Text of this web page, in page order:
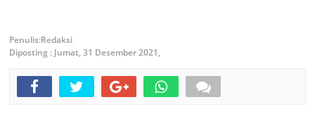
Redaksi
Diposting : Jumat, 31 Desember 2021,